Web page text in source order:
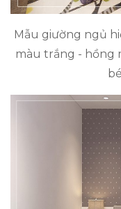
Mẫu giường ngủ
màu trắng - hồng